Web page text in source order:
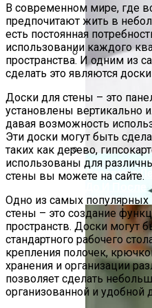
Способы
Лазерное
В современном мире, где
предпочитают жить в
есть постоянная
использовании каждого
пространства. И одним из
сделать это являются
Доски для стены – это
установлены вертикально
давая возможность
Эти доски могут быть
таких как дерево,
использованы для
стены вы можете на сайте.
Одно из самых
стены – это создание
пространств. Доски могут
стандартного рабочего
крепления полочек,
хранения и организации
позволяет сделать
организованной и удобной